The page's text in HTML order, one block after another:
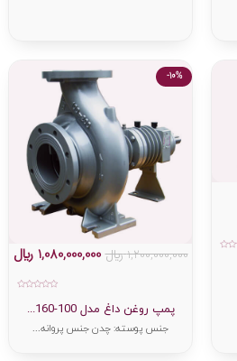
-10%
پمپ روغن داغ مدل 100-160...
1,200,000,000﷼ 1,080,000,000 ﷼
جنس پوسته: چدن جنس پروانه...